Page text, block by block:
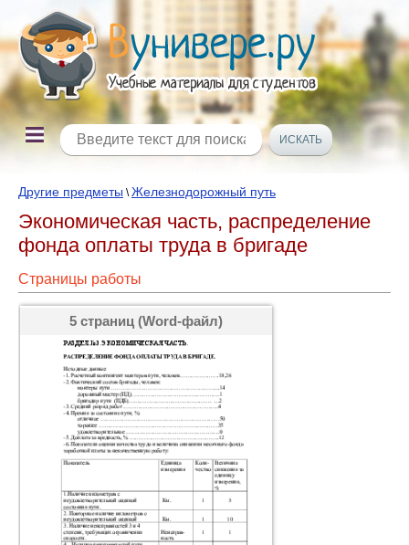
Другие предметы \Железнодорожный путь
Экономическая часть, распределение
фонда оплаты труда в бригаде
Страницы работы
5 страниц (Word-файл)